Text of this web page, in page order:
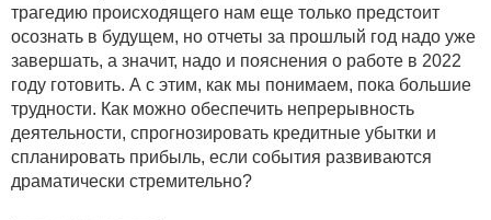
трагедию происходящего нам еще только предстоит
осознать в будущем, но отчеты за прошлый год надо уже
завершать, а значит, надо и пояснения о работе в 2022
году готовить. А с этим, как мы понимаем, пока большие
трудности. Как можно обеспечить непрерывность
деятельности, спрогнозировать кредитные убытки и
спланировать прибыль, если события развиваются
драматически стремительно?